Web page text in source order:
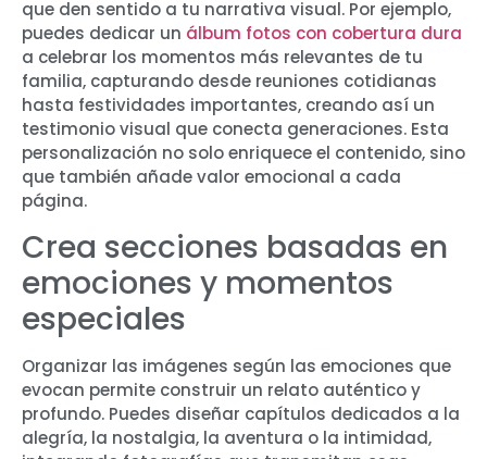
que den sentido a tu narrativa visual. Por ejemplo,
puedes dedicar un álbum fotos con cobertura dura
a celebrar los momentos más relevantes de tu
familia, capturando desde reuniones cotidianas
hasta festividades importantes, creando así un
testimonio visual que conecta generaciones. Esta
personalización no solo enriquece el contenido, sino
que también añade valor emocional a cada
página.
Crea secciones basadas en
emociones y momentos
especiales
Organizar las imágenes según las emociones que
evocan permite construir un relato auténtico y
profundo. Puedes diseñar capítulos dedicados a la
alegría, la nostalgia, la aventura o la intimidad,